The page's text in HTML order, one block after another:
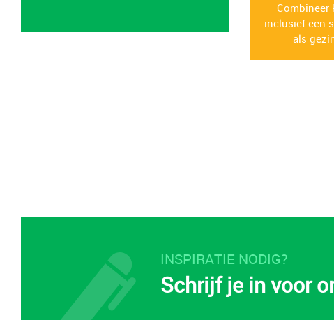
Combineer
inclusief een
als
INSPIRATIE NODIG?
Schrijf je in voor